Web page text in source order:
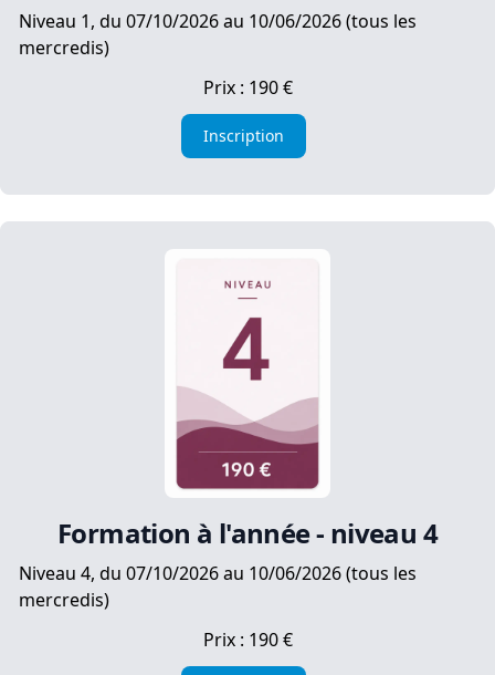
Niveau 1, du 07/10/2026 au 10/06/2026 (tous les
mercredis)
Prix : 190 €
Inscription
Formation à l'année - niveau 4
Niveau 4, du 07/10/2026 au 10/06/2026 (tous les
mercredis)
Prix : 190 €